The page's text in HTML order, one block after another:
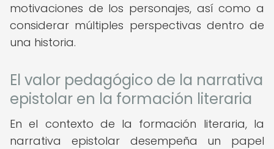
motivaciones de los personajes, así como a
considerar múltiples perspectivas dentro de
una historia.
El valor pedagógico de la narrativa
epistolar en la formación literaria
En el contexto de la formación literaria, la
narrativa epistolar desempeña un papel